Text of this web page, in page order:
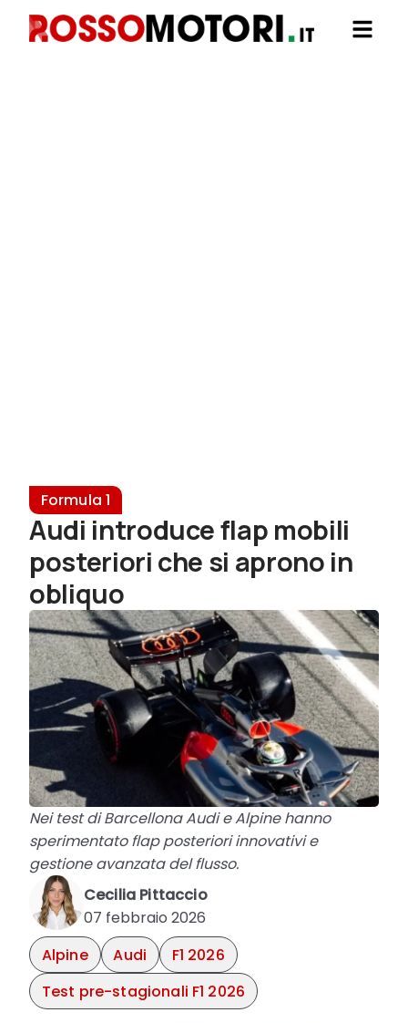
Formula 1
Audi introduce flap mobili
posteriori che si aprono in
obliquo
Nei test di Barcellona Audi e Alpine hanno
sperimentato flap posteriori innovativi e
gestione avanzata del flusso.
Cecilia Pittaccio
07 febbraio 2026
Alpine
Audi
F1 2026
Test pre-stagionali F1 2026